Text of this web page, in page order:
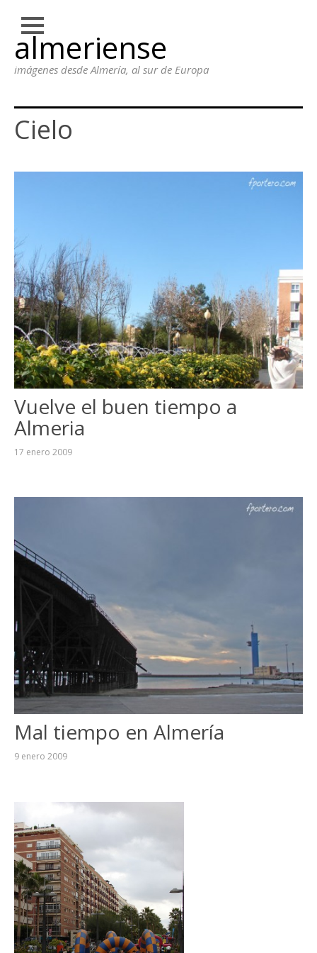
almeriense
imágenes desde Almería, al sur de Europa
Close
Skip
content
INFORMACIÓN
Cielo
Vuelve el buen tiempo a
Almeria
17 enero 2009
Mal tiempo en Almerí­a
9 enero 2009